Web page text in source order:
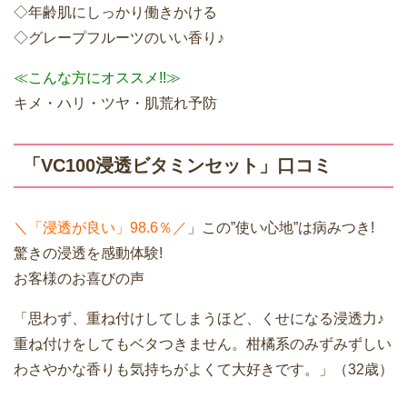
◇年齢肌にしっかり働きかける
◇グレープフルーツのいい香り♪
≪こんな方にオススメ!!≫
キメ・ハリ・ツヤ・肌荒れ予防
「VC100浸透ビタミンセット」口コミ
＼「浸透が良い」98.6％／ 」この”使い心地”は病みつき!
驚きの浸透を感動体験!
お客様のお喜びの声
「思わず、重ね付けしてしまうほど、くせになる浸透力♪
重ね付けをしてもベタつきません。柑橘系のみずみずしい
わさやかな香りも気持ちがよくて大好きです。」（32歳）